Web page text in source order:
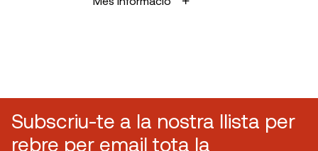
Subscriu-te a la nostra llista per
rebre per email tota la